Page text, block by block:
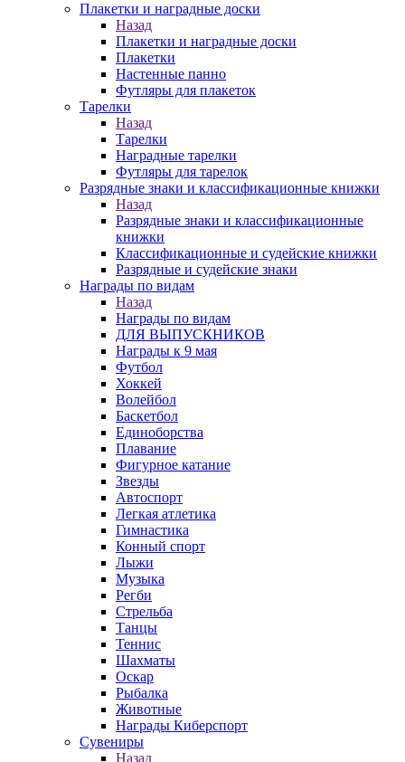
Плакетки и наградные доски
Назад
Плакетки и наградные доски
Плакетки
Настенные панно
Футляры для плакеток
Тарелки
Назад
Тарелки
Наградные тарелки
Футляры для тарелок
Разрядные знаки и классификационные книжки
Назад
Разрядные знаки и классификационные
книжки
Классификационные и судейские книжки
Разрядные и судейские знаки
Награды по видам
Назад
Награды по видам
ДЛЯ ВЫПУСКНИКОВ
Награды к 9 мая
Футбол
Хоккей
Волейбол
Баскетбол
Единоборства
Плавание
Фигурное катание
Звезды
Автоспорт
Легкая атлетика
Гимнастика
Конный спорт
Лыжи
Музыка
Регби
Стрельба
Танцы
Теннис
Шахматы
Оскар
Рыбалка
Животные
Награды Киберспорт
Сувениры
Назад